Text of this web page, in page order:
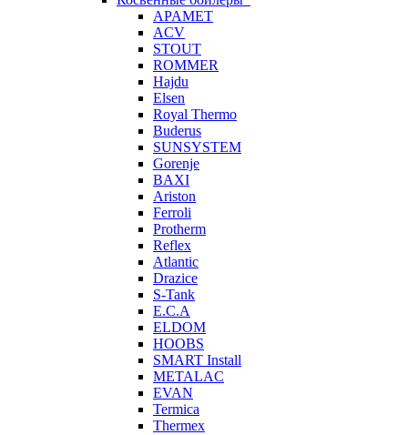
APAMET
ACV
STOUT
ROMMER
Hajdu
Elsen
Royal Thermo
Buderus
SUNSYSTEM
Gorenje
BAXI
Ariston
Ferroli
Protherm
Reflex
Atlantic
Drazice
S-Tank
E.C.A
ELDOM
HOOBS
SMART Install
METALAC
EVAN
Termica
Thermex